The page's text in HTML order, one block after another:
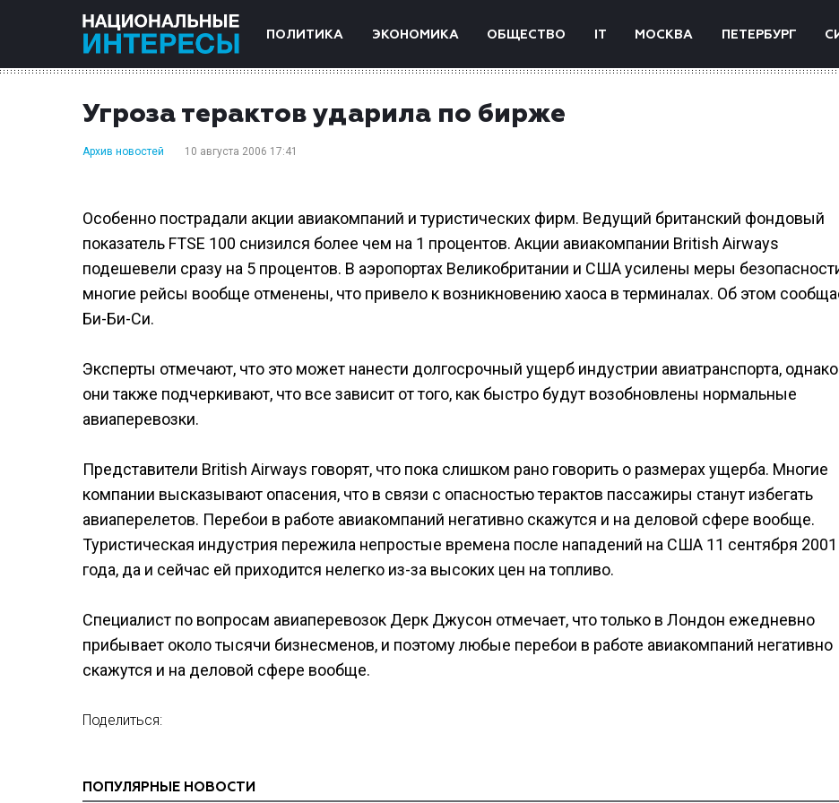
ПОЛИТИКА ЭКОНОМИКА ОБЩЕСТВО IT МОСКВА ПЕТЕРБУРГ
Угроза терактов ударила по бирже
Архив новостей 10 августа 2006 17:41
Особенно пострадали акции авиакомпаний и туристических фирм. Ведущий британский фондовый
показатель FTSE 100 снизился более чем на 1 процентов. Акции авиакомпании British Airways
подешевели сразу на 5 процентов. В аэропортах Великобритании и США усилены меры
многие рейсы вообще отменены, что привело к возникновению хаоса в терминалах. Об этом
Би-Би-Си.
Эксперты отмечают, что это может нанести долгосрочный ущерб индустрии авиатранспорта, однако
они также подчеркивают, что все зависит от того, как быстро будут возобновлены нормальные
авиаперевозки.
Представители British Airways говорят, что пока слишком рано говорить о размерах ущерба. Многие
компании высказывают опасения, что в связи с опасностью терактов пассажиры станут избегать
авиаперелетов. Перебои в работе авиакомпаний негативно скажутся и на деловой сфере вообще.
Туристическая индустрия пережила непростые времена после нападений на США 11 сентября 2001
года, да и сейчас ей приходится нелегко из-за высоких цен на топливо.
Специалист по вопросам авиаперевозок Дерк Джусон отмечает, что только в Лондон ежедневно
прибывает около тысячи бизнесменов, и поэтому любые перебои в работе авиакомпаний негативно
скажутся и на деловой сфере вообще.
Поделиться:
ПОПУЛЯРНЫЕ НОВОСТИ